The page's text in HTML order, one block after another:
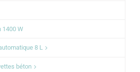
1400 W
8 L
béton